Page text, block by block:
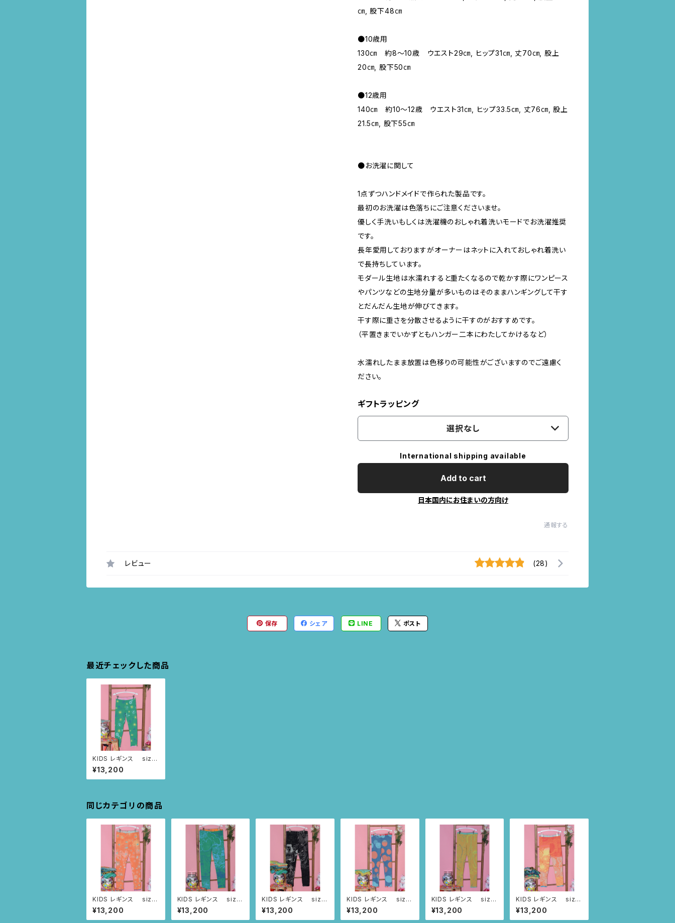
㎝, 股下48㎝
●10歳用
130㎝ 約8～10歳 ウエスト29㎝, ヒップ31㎝, 丈70㎝, 股上
20㎝, 股下50㎝
●12歳用
140㎝ 約10～12歳 ウエスト31㎝, ヒップ33.5㎝, 丈76㎝, 股上
21.5㎝, 股下55㎝
●お洗濯に関して
1点ずつハンドメイドで作られた製品です。
最初のお洗濯は色落ちにご注意くださいませ。
優しく手洗いもしくは洗濯機のおしゃれ着洗いモードでお洗濯推奨
です。
長年愛用しておりますがオーナーはネットに入れておしゃれ着洗い
で長持ちしています。
モダール生地は水濡れすると重たくなるので乾かす際にワンピース
やパンツなどの生地分量が多いものはそのままハンギングして干す
とだんだん生地が伸びてきます。
干す際に重さを分散させるように干すのがおすすめです。
（平置きまでいかずともハンガー二本にわたしてかけるなど）
水濡れしたまま放置は色移りの可能性がございますのでご遠慮く
ださい。
ギフトラッピング
選択なし
International shipping available
Add to cart
日本国内にお住まいの方向け
通報する
レビュー (28)
保存 シェア LINE ポスト
最近チェックした商品
KIDS レギンス size:
4歳（グリーン/アニマル
ヨガと太陽柄)
¥13,200
同じカテゴリの商品
KIDS レギンス size:
12歳（オレンジ/カモミ
ール柄)
¥13,200
KIDS レギンス size:
12歳（グリーン/ノアの箱
舟柄)
¥13,200
KIDS レギンス size:
12歳（ブラック/アメコミ
柄)
¥13,200
KIDS レギンス size:
10歳（ブルー/ダニーの
ドット柄)
¥13,200
KIDS レギンス size:
10歳（マスタード/ヤシ
の木柄)
¥13,200
KIDS レギンス size:
8歳（オレンジ/つづきニ
ャンドゥティ柄)
¥13,200